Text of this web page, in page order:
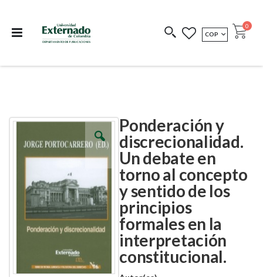
COEDICIONES REDIMIR CÓDIGO
MONEDA
COP Cart
0
Ponderación y
discrecionalidad.
Un debate en
torno al concepto
y sentido de los
principios
formales en la
interpretación
constitucional.
Skip
images
gallery
Skip
images
gallery